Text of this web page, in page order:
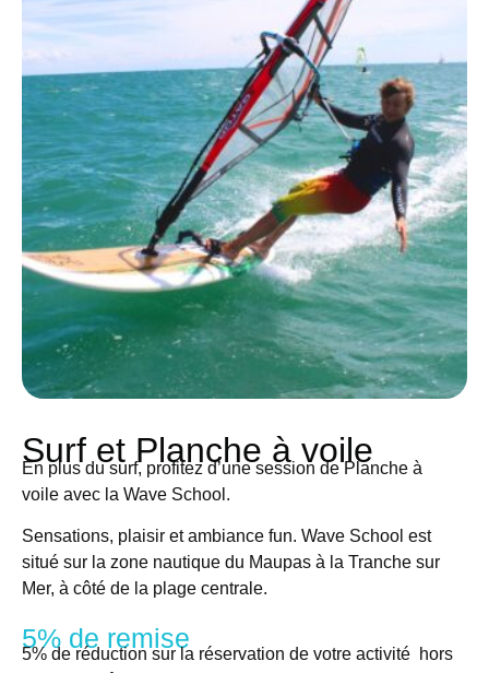
Surf et Planche à voile
En plus du surf, profitez d’une session de Planche à
voile avec la Wave School.
Sensations, plaisir et ambiance fun. Wave School est
situé sur la zone nautique du Maupas à la Tranche sur
Mer, à côté de la plage centrale.
5% de remise
5% de réduction sur la réservation de votre activité hors